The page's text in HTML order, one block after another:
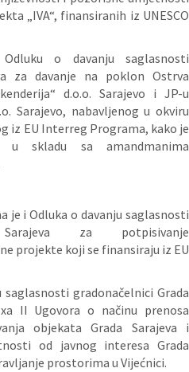
„IVA“, finansiranih iz UNESCO
o davanju saglasnosti
za davanje na poklon Ostrva
d.o.o. Sarajevo i JP-u
Sarajevo, nabavljenog u okviru
iz EU Interreg Programa, kako je
u skladu sa amandmanima
je i Odluka o davanju saglasnosti
za potpisivanje
projekte koji se finansiraju iz EU
gradonačelnici Grada
II Ugovora o načinu prenosa
objekata Grada Sarajeva i
od javnog interesa Grada
prostorima u Vijećnici.